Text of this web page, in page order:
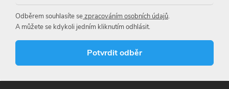
Odběrem souhlasíte sezpracováním osobních údajů.
A můžete se kdykoli jedním kliknutím odhlásit.
Potvrdit odběr